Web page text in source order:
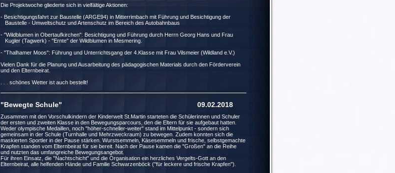
Die Projektwoche gliederte sich in vielfältige Aktionen:
- Besichtigungsfahrt zur Baustelle (ARGE94) in Mitterrimbach mit Führung und Besichtigung der
Baustelle - Umweltschutz und Artenschutz im Bereich des Autobahnbaus
- "Wildblumen in Obertaufkirchen": Besichtigung und Führung durch Herrn Georg Hans und Frau
Kugler (Tagwerk) - "Ernte" der Wildblumen in Mesmering.
- "Thalhamer Moos": Führung und Unterrichtsgang der 4.Klasse mit Frau Vilsmeier (Wildland e.V.)
Vielen Dank für die Planung und Ausarbeitung des pädagogischen Materials durch den Förderverein
und den Elternbeirat.
. . . schönes Wetter ist auch bestellt!
"Bewegte Schule" 09.02.2018
Zusammen mit den Vorschulkindern der Kinderwelt St.Martin starteten die Schülerinnen und Schuler
der ersten und zweiten Klasse in den Bewegungsparcours, den die Eltern für sie aufgebaut hatten.
Weder olympische Medaillen, noch "höher-schneller-weiter" stand im Mittelpunkt - sondern sich
gemeinsam in der Schule (Turnhalle und Mehrzweckraum) zu bewegen. Zudem konnten sich die
maskierten Sportler in der Pause stärken. Wurstsemmeln, Käsesemmeln und frische, selbstgemachte
Krapfen standen vom Elternbeirat für sie bereit. Nach der Pause kamen die "Großen" an die Reihe
und nutzten das umfangreiche Bewegungsangebot.
Für ihren Einsatz, die "Nachtschicht" und die Organisation ein herzliches Vergelts-Gott an den
Elternbeirat, alle helfenden Hände und Familie Schwarzenböck ("für leckere und frische Krapfen").